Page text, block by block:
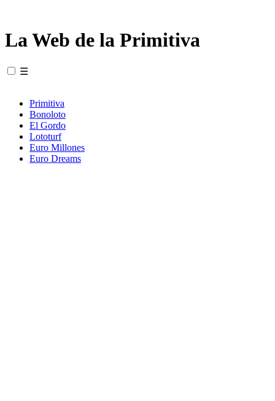
La Web de la Primitiva
☰
Primitiva
Bonoloto
El Gordo
Lototurf
Euro Millones
Euro Dreams